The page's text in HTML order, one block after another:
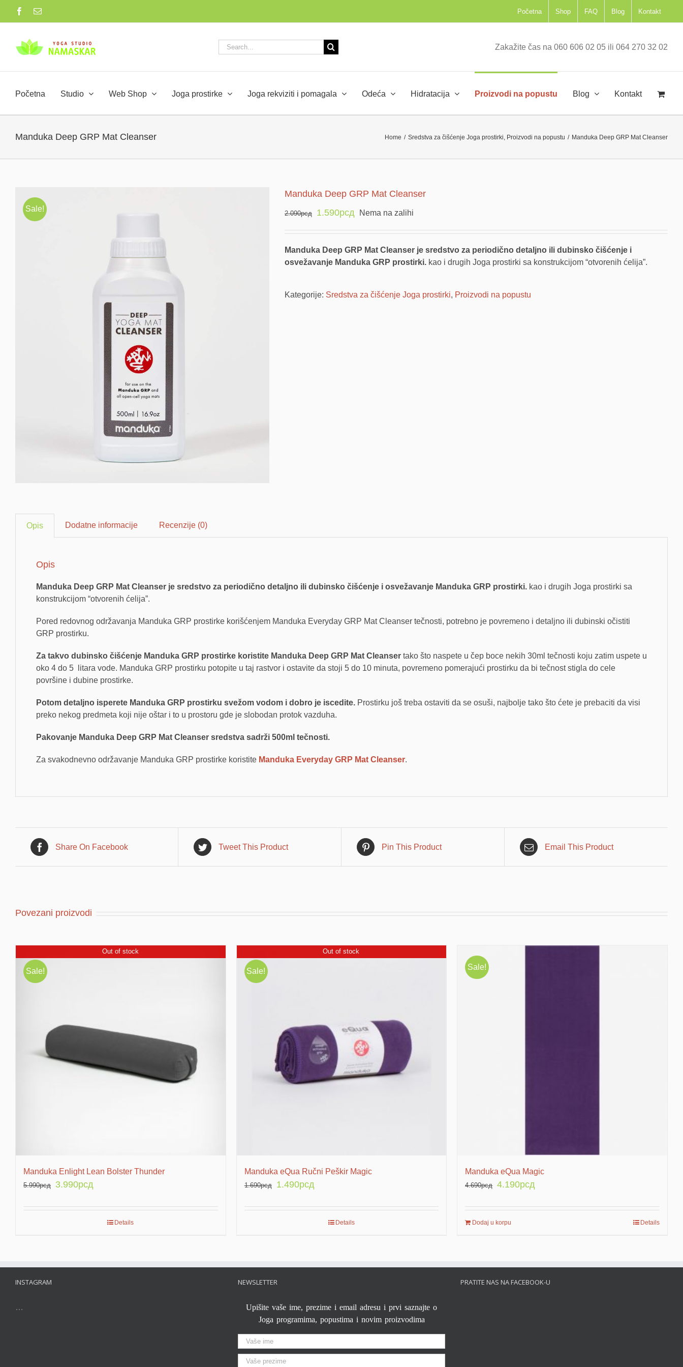
Facebook
Email Početna Shop FAQ Blog Kontakt
Zakažite čas na 060 606 02 05 ili 064 270 32 02
Search
for:
Početna Studio Web Shop Joga prostirke Joga rekviziti i pomagala Odeća Hidratacija Proizvodi na popustu Blog Kontakt
Manduka Deep GRP Mat Cleanser Home / Sredstva za čišćenje Joga prostirki Proizvodi na popustu / Manduka Deep GRP Mat Cleanser
Sale!
Manduka Deep GRP Mat Cleanser
2.090рсд 1.590рсд Nema na zalihi
Manduka Deep GRP Mat Cleanser je sredstvo za periodično detaljno ili dubinsko čišćenje i
osvežavanje Manduka GRP prostirki. kao i drugih Joga prostirki sa konstrukcijom “otvorenih ćelija”.
Kategorije: Sredstva za čišćenje Joga prostirki, Proizvodi na popustu
Opis Dodatne informacije Recenzije (0)
Opis
Manduka Deep GRP Mat Cleanser je sredstvo za periodično detaljno ili dubinsko čišćenje i osvežavanje Manduka GRP prostirki. kao i drugih Joga prostirki sa
konstrukcijom “otvorenih ćelija”.
Pored redovnog održavanja Manduka GRP prostirke korišćenjem Manduka Everyday GRP Mat Cleanser tečnosti, potrebno je povremeno i detaljno ili dubinski očistiti
GRP prostirku.
Za takvo dubinsko čišćenje Manduka GRP prostirke koristite Manduka Deep GRP Mat Cleanser tako što naspete u čep boce nekih 30ml tečnosti koju zatim uspete u
oko 4 do 5 litara vode. Manduka GRP prostirku potopite u taj rastvor i ostavite da stoji 5 do 10 minuta, povremeno pomerajući prostirku da bi tečnost stigla do cele
površine i dubine prostirke.
Potom detaljno isperete Manduka GRP prostirku svežom vodom i dobro je iscedite. Prostirku još treba ostaviti da se osuši, najbolje tako što ćete je prebaciti da visi
preko nekog predmeta koji nije oštar i to u prostoru gde je slobodan protok vazduha.
Pakovanje Manduka Deep GRP Mat Cleanser sredstva sadrži 500ml tečnosti.
Za svakodnevno održavanje Manduka GRP prostirke koristite Manduka Everyday GRP Mat Cleanser.
Share On Facebook Tweet This Product Pin This Product Email This Product
Povezani proizvodi
Sale!
Out of stock
Manduka Enlight Lean Bolster Thunder
5.990рсд 3.990рсд
Details
Sale!
Out of stock
Manduka eQua Ručni Peškir Magic
1.690рсд 1.490рсд
Details
Sale!
Manduka eQua Magic
4.690рсд 4.190рсд
Dodaj u korpu Details
INSTAGRAM
…
NEWSLETTER
Upišite vaše ime, prezime i email adresu i prvi saznajte o
Joga programima, popustima i novim proizvodima
PRATITE NAS NA FACEBOOK-U